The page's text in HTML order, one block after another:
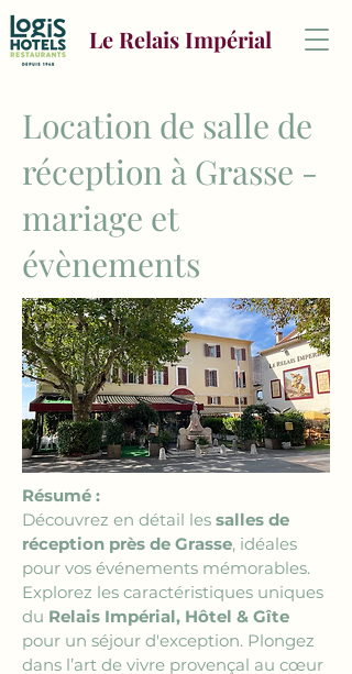
Le Relais Impérial
Location de salle de
réception à Grasse -
mariage et
évènements
Résumé :
Découvrez en détail les salles de
réception près de Grasse, idéales
pour vos événements mémorables.
Explorez les caractéristiques uniques
du Relais Impérial, Hôtel & Gîte
pour un séjour d'exception. Plongez
dans l’art de vivre provençal au cœur